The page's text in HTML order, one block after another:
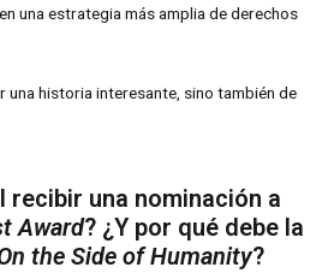
una estrategia más amplia de derechos
una historia interesante, sino también de
recibir una nominación a
Award? ¿Y por qué debe la
the Side of Humanity?